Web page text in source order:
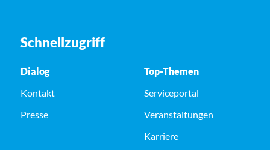
Schnellzugriff
Dialog
Kontakt
Presse
Top-Themen
Serviceportal
Veranstaltungen
Karriere